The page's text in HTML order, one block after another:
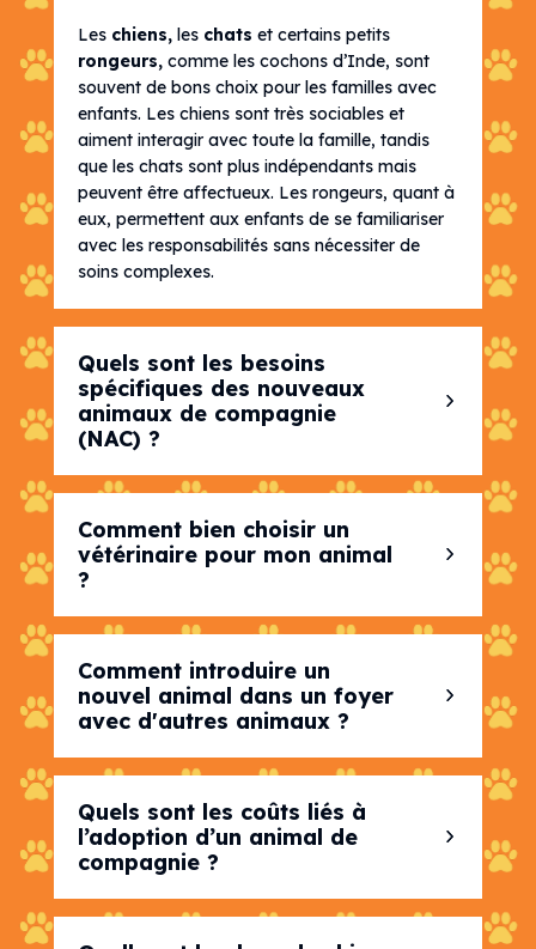
Les chiens, les chats et certains petits
rongeurs,comme les cochons d’Inde, sont
souvent de bons choix pour les familles avec
enfants. Les chiens sont très sociables et
aiment interagir avec toute la famille, tandis
que les chats sont plus indépendants mais
peuvent être affectueux. Les rongeurs, quant à
eux, permettent aux enfants de se familiariser
avec les responsabilités sans nécessiter de
soins complexes.
Quels sont les besoins
spécifiques des nouveaux
animaux de compagnie
(NAC) ?
Comment bien choisir un
vétérinaire pour mon animal
?
Comment introduire un
nouvel animal dans un foyer
avec d'autres animaux ?
Quels sont les coûts liés à
l’adoption d’un animal de
compagnie ?